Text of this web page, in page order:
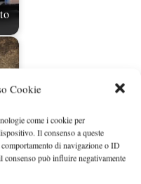
Cookie
come i cookie per
Il consenso a queste
di navigazione o ID
può influire negativamente